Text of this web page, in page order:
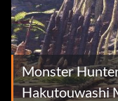
Monster
Hakutouwashi